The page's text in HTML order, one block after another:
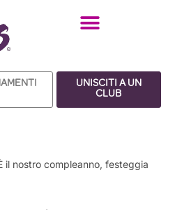
UNISCITI A UN
CLUB
il nostro compleanno, festeggia